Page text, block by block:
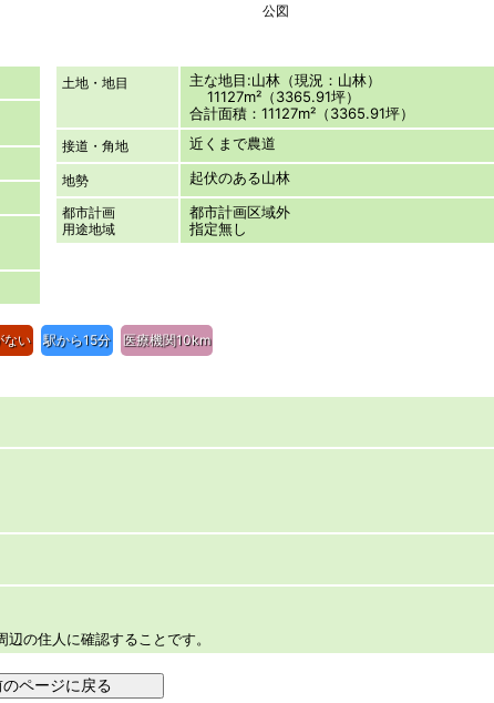
公図
土地・地目
主な地目:山林（現況：山林）
11127m²（3365.91坪）
合計面積：11127m²（3365.91坪）
接道・角地 近くまで農道
地勢 起伏のある山林
都市計画
用途地域
都市計画区域外
指定無し
ない 駅から15分 医療機関10km
の住人に確認することです。